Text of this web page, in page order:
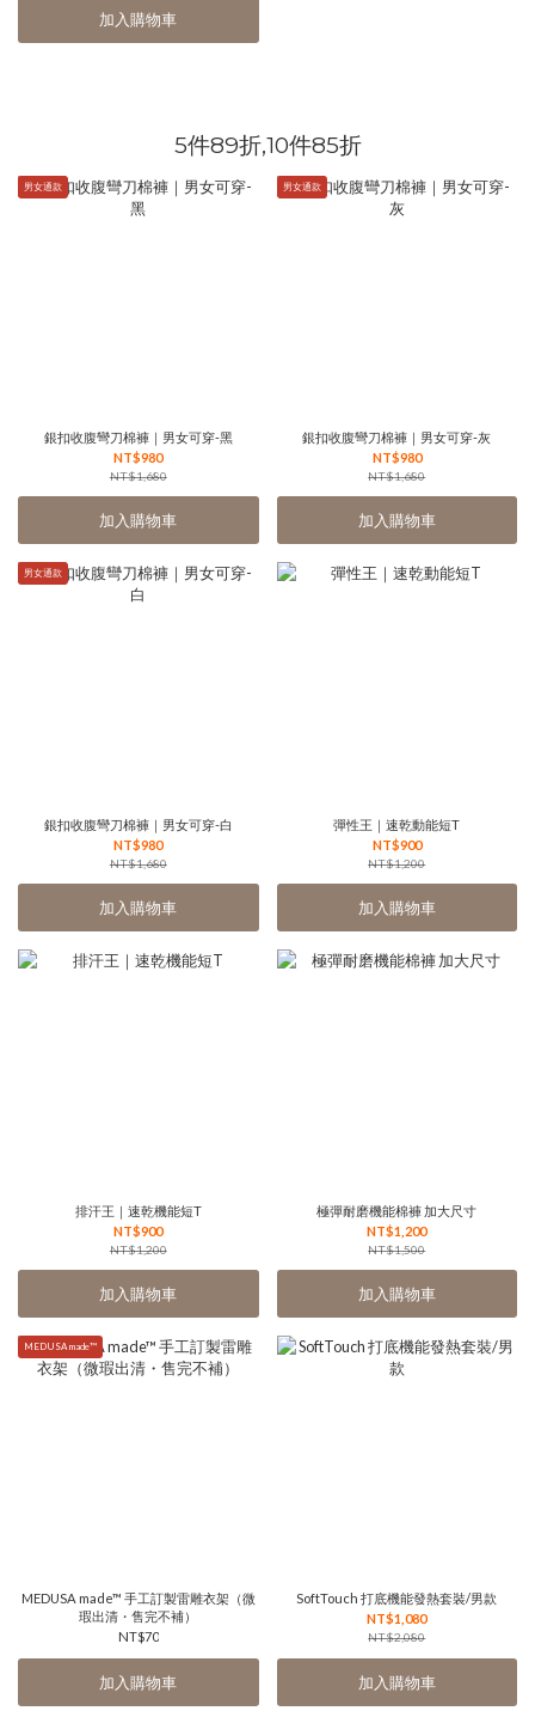
加入購物車
5件89折,10件85折
男女通款
銀扣收腹彎刀棉褲｜男女可穿-黑
NT$980
NT$1,680
加入購物車
男女通款
銀扣收腹彎刀棉褲｜男女可穿-灰
NT$980
NT$1,680
加入購物車
男女通款
銀扣收腹彎刀棉褲｜男女可穿-白
NT$980
NT$1,680
加入購物車
彈性王｜速乾動能短T
NT$900
NT$1,200
加入購物車
排汗王｜速乾機能短T
NT$900
NT$1,200
加入購物車
極彈耐磨機能棉褲 加大尺寸
NT$1,200
NT$1,500
加入購物車
MEDUSA made™
MEDUSA made™ 手工訂製雷雕衣架（微
瑕出清・售完不補）
NT$70
加入購物車
SoftTouch 打底機能發熱套裝/男款
NT$1,080
NT$2,080
加入購物車